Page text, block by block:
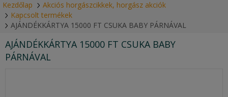
Kezdőlap
Akciós horgászcikkek, horgász akciók
Kapcsolt termékek
AJÁNDÉKKÁRTYA 15000 FT CSUKA BABY PÁRNÁVAL
AJÁNDÉKKÁRTYA 15000 FT CSUKA BABY
PÁRNÁVAL